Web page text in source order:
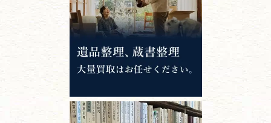
錦絵・浮世絵・版画・刷り物
専門書・ 学術書
哲学書・思想書
心理学・倫理学